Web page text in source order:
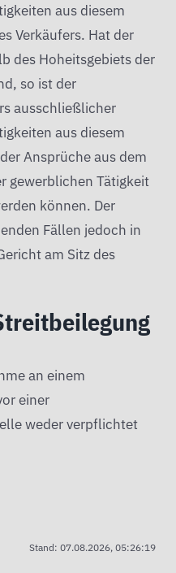
aus diesem
Verkäufers. Hat der
des Hoheitsgebiets der
so ist der
ausschließlicher
aus diesem
Ansprüche aus dem
gewerblichen Tätigkeit
können. Der
Fällen jedoch in
am Sitz des
an einem
einer
weder verpflichtet
Stand: 07.08.2026, 05:26:19